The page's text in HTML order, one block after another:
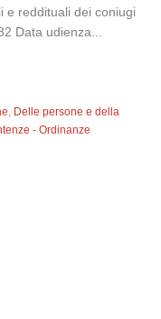
e reddituali dei coniugi
Data udienza...
, Delle persone e della
- Ordinanze